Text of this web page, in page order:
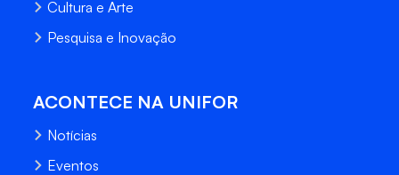
Cultura e Arte
Pesquisa e Inovação
ACONTECE NA UNIFOR
Notícias
Eventos